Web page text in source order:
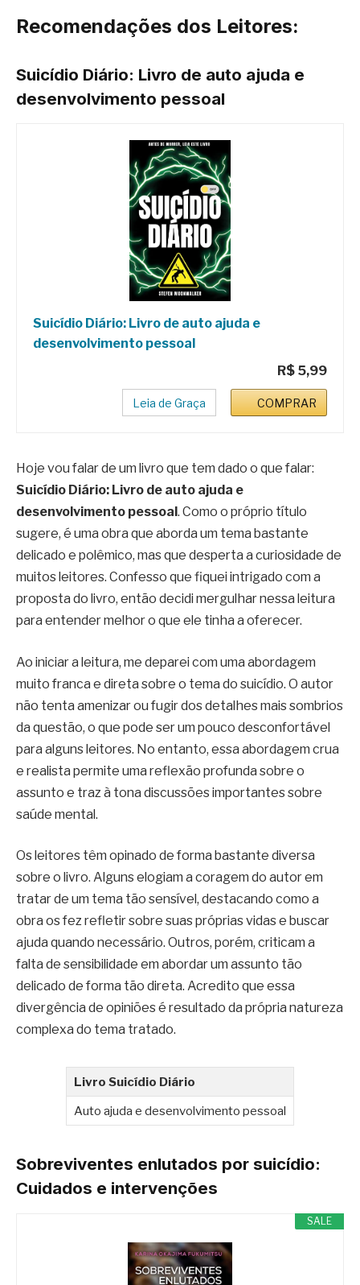
Recomendações dos Leitores:
Suicídio Diário: Livro de auto ajuda e
desenvolvimento pessoal
Suicídio Diário: Livro de auto ajuda e
desenvolvimento pessoal
R$ 5,99
Leia de Graça COMPRAR
Hoje vou falar de um livro que tem dado o que falar:
Suicídio Diário: Livro de auto ajuda e
desenvolvimento pessoal. Como o próprio título
sugere, é uma obra que aborda um tema bastante
delicado e polêmico, mas que desperta a curiosidade de
muitos leitores. Confesso que fiquei intrigado com a
proposta do livro, então decidi mergulhar nessa leitura
para entender melhor o que ele tinha a oferecer.
Ao iniciar a leitura, me deparei com uma abordagem
muito franca e direta sobre o tema do suicídio. O autor
não tenta amenizar ou fugir dos detalhes mais sombrios
da questão, o que pode ser um pouco desconfortável
para alguns leitores. No entanto, essa abordagem crua
e realista permite uma reflexão profunda sobre o
assunto e traz à tona discussões importantes sobre
saúde mental.
Os leitores têm opinado de forma bastante diversa
sobre o livro. Alguns elogiam a coragem do autor em
tratar de um tema tão sensível, destacando como a
obra os fez refletir sobre suas próprias vidas e buscar
ajuda quando necessário. Outros, porém, criticam a
falta de sensibilidade em abordar um assunto tão
delicado de forma tão direta. Acredito que essa
divergência de opiniões é resultado da própria natureza
complexa do tema tratado.
Livro Suicídio Diário
Auto ajuda e desenvolvimento pessoal
Sobreviventes enlutados por suicídio:
Cuidados e intervenções
SALE